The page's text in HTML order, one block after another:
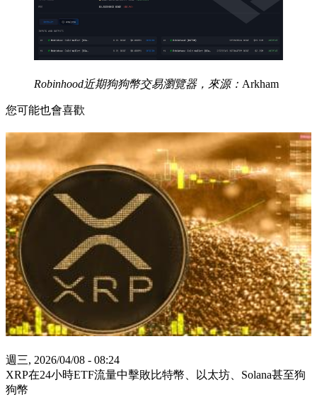
Robinhood近期狗狗幣交易瀏覽器，來源： Arkham
您可能也會喜歡
週三, 2026/04/08 - 08:24
XRP在24小時ETF流量中擊敗比特幣、以太坊、Solana甚至狗
狗幣